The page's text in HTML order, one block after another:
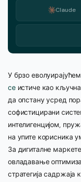
Claude
У брзо
сеистиче као
да опстану усред
софистицирани
интелигенцијом,
на упите корисника
За дигиталне
овладавање
стратегија садржаја